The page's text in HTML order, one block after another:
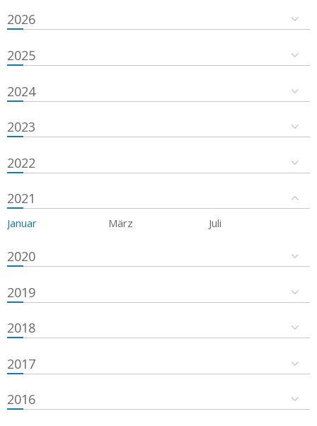
2026
2025
2024
2023
2022
2021
Januar März Juli
2020
2019
2018
2017
2016